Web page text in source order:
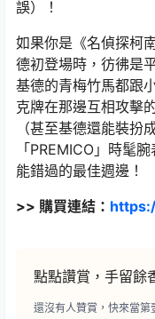
誤）！
如果你是《名偵探柯
德初登場時，彷彿是
基德的青梅竹馬都跟
克牌在那邊互相攻擊
（甚至基德還能裝扮
「PREMICO」時髦
能錯過的最佳週邊！
>> 購買連結：
點點讚賞，手留餘
還沒有人贊賞，快來當第